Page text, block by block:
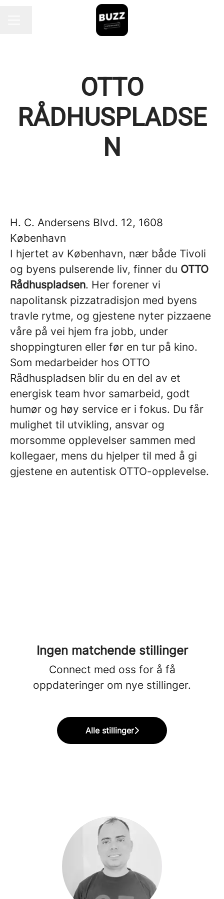
OTTO
RÅDHUSPLADSE
N
H. C. Andersens Blvd. 12, 1608
København
I hjertet av København, nær både Tivoli
og byens pulserende liv, finner du OTTO
Rådhuspladsen. Her forener vi
napolitansk pizzatradisjon med byens
travle rytme, og gjestene nyter pizzaene
våre på vei hjem fra jobb, under
shoppingturen eller før en tur på kino.
Som medarbeider hos OTTO
Rådhuspladsen blir du en del av et
energisk team hvor samarbeid, godt
humør og høy service er i fokus. Du får
mulighet til utvikling, ansvar og
morsomme opplevelser sammen med
kollegaer, mens du hjelper til med å gi
gjestene en autentisk OTTO-opplevelse.
Ingen matchende stillinger
Connect med oss for å få
oppdateringer om nye stillinger.
Alle stillinger